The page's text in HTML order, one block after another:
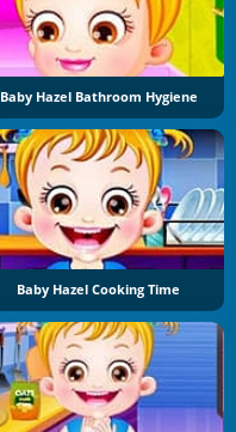
Baby Hazel Bathroom Hygiene
Baby Hazel Cooking Time